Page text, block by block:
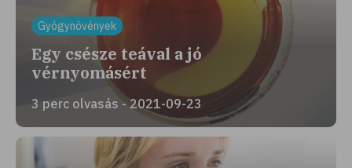
Gyógynövények
Egy csésze teával a jó
vérnyomásért
3 perc olvasás - 2021-09-23